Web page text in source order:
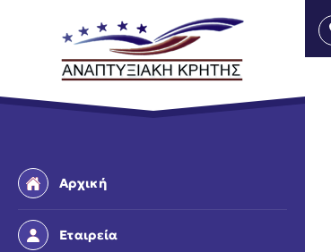
Αρχική
Εταιρεία